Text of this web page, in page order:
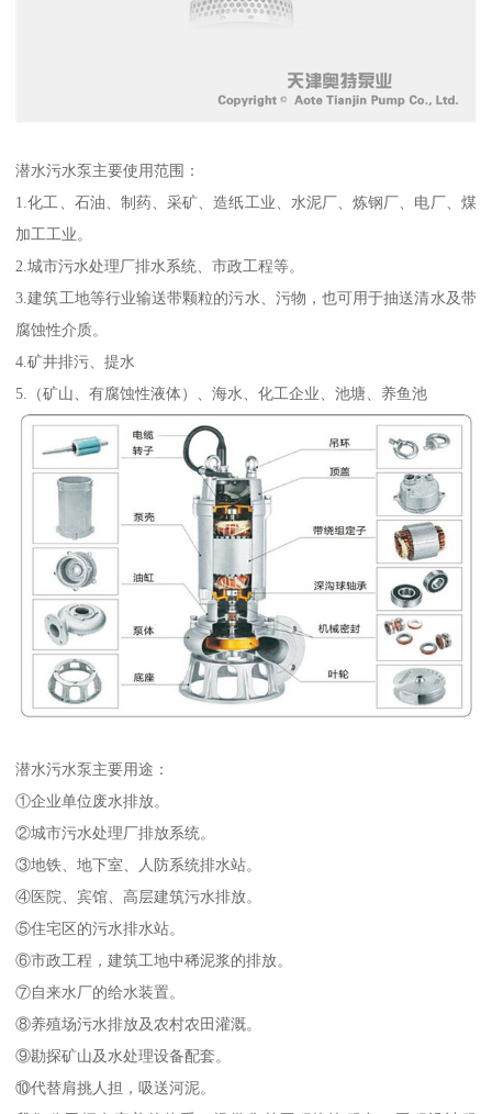
潜水污水泵主要使用范围：
1.化工、石油、制药、采矿、造纸工业、水泥厂、炼钢厂、电厂、煤
加工工业。
2.城市污水处理厂排水系统、市政工程等。
3.建筑工地等行业输送带颗粒的污水、污物，也可用于抽送清水及带
腐蚀性介质。
4.矿井排污、提水
5.（矿山、有腐蚀性液体）、海水、化工企业、池塘、养鱼池
潜水污水泵主要用途：
①企业单位废水排放。
②城市污水处理厂排放系统。
③地铁、地下室、人防系统排水站。
④医院、宾馆、高层建筑污水排放。
⑤住宅区的污水排水站。
⑥市政工程，建筑工地中稀泥浆的排放。
⑦自来水厂的给水装置。
⑧养殖场污水排放及农村农田灌溉。
⑨勘探矿山及水处理设备配套。
⑩代替肩挑人担，吸送河泥。